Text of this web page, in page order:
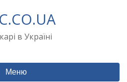
в Україні
Меню